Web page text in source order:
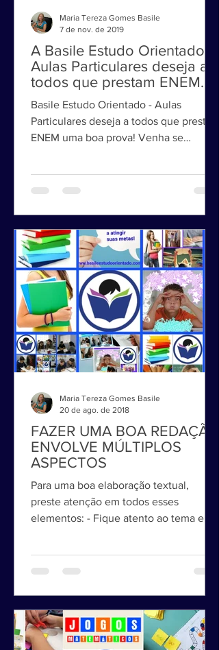
A Basile Estudo Orientado -
Aulas Particulares deseja a
todos que prestam ENEM
uma boa prova!
Basile Estudo Orientado - Aulas
Particulares deseja a todos que prestam
preparar aqui para o ENEM, FUVEST...
7 de nov. de 2019
FAZER UMA BOA REDAÇÃO
ENVOLVE MÚLTIPLOS
ASPECTOS
Para uma boa elaboração textual,
preste atenção em todos esses
estilo de redação proposto, que...
Maria Tereza Gomes Basile
20 de ago. de 2018